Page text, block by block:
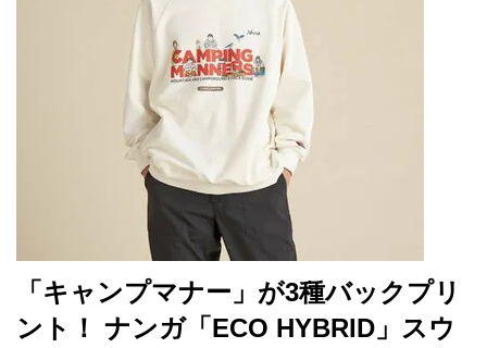
「キャンプマナー」が3種バックプリ
ント！ ナンガ「ECO HYBRID」スウ